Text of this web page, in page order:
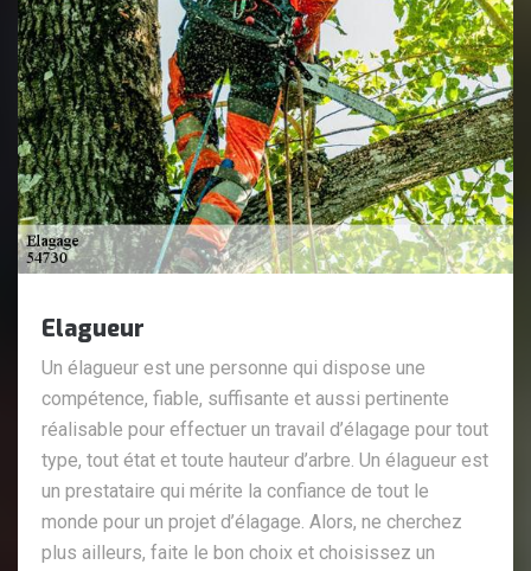
Elagueur
Un élagueur est une personne qui dispose une
compétence, fiable, suffisante et aussi pertinente
réalisable pour effectuer un travail d’élagage pour tout
type, tout état et toute hauteur d’arbre. Un élagueur est
un prestataire qui mérite la confiance de tout le
monde pour un projet d’élagage. Alors, ne cherchez
plus ailleurs, faite le bon choix et choisissez un